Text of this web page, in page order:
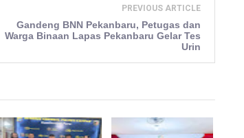
PREVIOUS ARTICLE
Gandeng BNN Pekanbaru, Petugas dan
Warga Binaan Lapas Pekanbaru Gelar Tes
Urin